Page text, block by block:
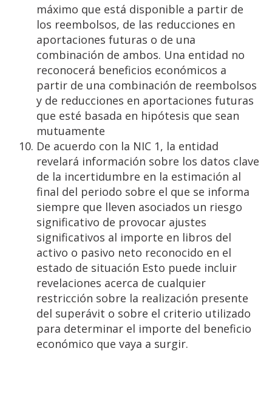
máximo que está disponible a partir de
los reembolsos, de las reducciones en
aportaciones futuras o de una
combinación de ambos. Una entidad no
reconocerá beneficios económicos a
partir de una combinación de reembolsos
y de reducciones en aportaciones futuras
que esté basada en hipótesis que sean
mutuamente
De acuerdo con la NIC 1, la entidad
revelará información sobre los datos clave
de la incertidumbre en la estimación al
final del periodo sobre el que se informa
siempre que lleven asociados un riesgo
significativo de provocar ajustes
significativos al importe en libros del
activo o pasivo neto reconocido en el
estado de situación Esto puede incluir
revelaciones acerca de cualquier
restricción sobre la realización presente
del superávit o sobre el criterio utilizado
para determinar el importe del beneficio
económico que vaya a surgir.